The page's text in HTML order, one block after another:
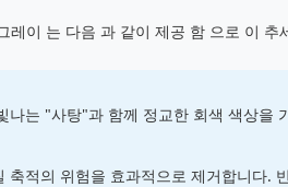
이 는 다음 과 같이 제공 함 으로 이 추
는 "사탕"과 함께 정교한 회색 색상을
적의 위험을 효과적으로 제거합니다.